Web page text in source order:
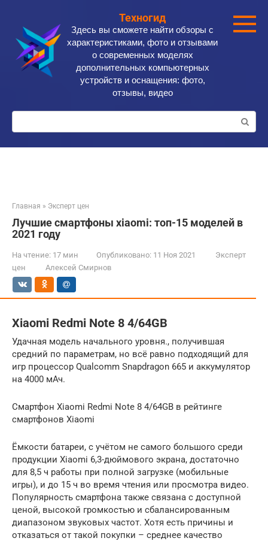
контенту
Техногид
Здесь вы сможете найти обзоры с
характеристиками, фото и отзывами
о современных моделях
дополнительных компьютерных
устройств и оснащения: фото,
отзывы, видео
Поиск:
Главная » Эксперт цен
Лучшие смартфоны xiaomi: топ-15 моделей в
2021 году
На чтение: 17 мин Опубликовано: 11 Ноя 2021
Эксперт
цен
Алексей Смирнов
Xiaomi Redmi Note 8 4/64GB
Удачная модель начального уровня., получившая
средний по параметрам, но всё равно подходящий для
игр процессор Qualcomm Snapdragon 665 и аккумулятор
на 4000 мАч.
Смартфон Xiaomi Redmi Note 8 4/64GB в рейтинге
смартфонов Xiaomi
Ёмкости батареи, с учётом не самого большого среди
продукции Xiaomi 6,3-дюймового экрана, достаточно
для 8,5 ч работы при полной загрузке (мобильные
игры), и до 15 ч во время чтения или просмотра видео.
Популярность смартфона также связана с доступной
ценой, высокой громкостью и сбалансированным
диапазоном звуковых частот. Хотя есть причины и
отказаться от такой покупки – среднее качество